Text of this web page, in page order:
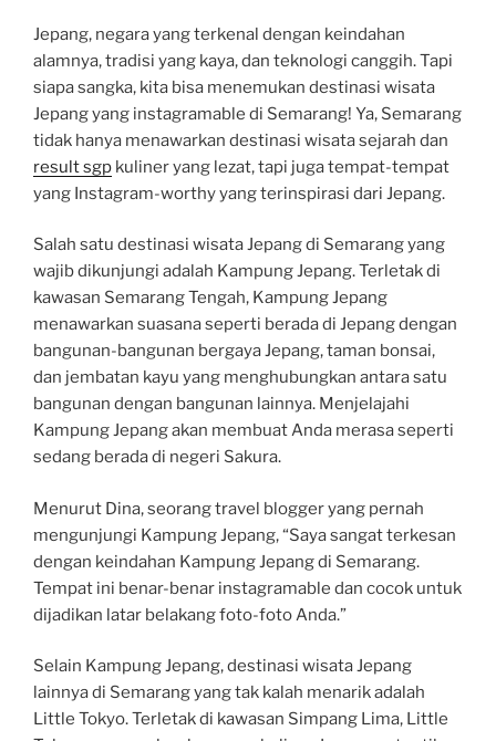
Jepang, negara yang terkenal dengan keindahan
alamnya, tradisi yang kaya, dan teknologi canggih. Tapi
siapa sangka, kita bisa menemukan destinasi wisata
Jepang yang instagramable di Semarang! Ya, Semarang
tidak hanya menawarkan destinasi wisata sejarah dan
result sgp kuliner yang lezat, tapi juga tempat-tempat
yang Instagram-worthy yang terinspirasi dari Jepang.
Salah satu destinasi wisata Jepang di Semarang yang
wajib dikunjungi adalah Kampung Jepang. Terletak di
kawasan Semarang Tengah, Kampung Jepang
menawarkan suasana seperti berada di Jepang dengan
bangunan-bangunan bergaya Jepang, taman bonsai,
dan jembatan kayu yang menghubungkan antara satu
bangunan dengan bangunan lainnya. Menjelajahi
Kampung Jepang akan membuat Anda merasa seperti
sedang berada di negeri Sakura.
Menurut Dina, seorang travel blogger yang pernah
mengunjungi Kampung Jepang, “Saya sangat terkesan
dengan keindahan Kampung Jepang di Semarang.
Tempat ini benar-benar instagramable dan cocok untuk
dijadikan latar belakang foto-foto Anda.”
Selain Kampung Jepang, destinasi wisata Jepang
lainnya di Semarang yang tak kalah menarik adalah
Little Tokyo. Terletak di kawasan Simpang Lima, Little